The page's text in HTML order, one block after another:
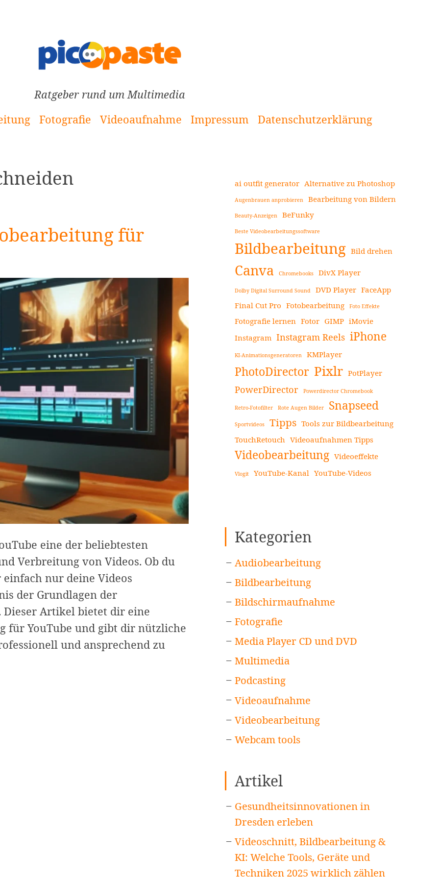
Ratgeber rund um Multimedia
Fotografie Videoaufnahme Impressum Datenschutzerklärung
für
eine der beliebtesten
Verbreitung von Videos. Ob du
nur deine Videos
der Grundlagen der
Dieser Artikel bietet dir eine
für YouTube und gibt dir nützliche
und ansprechend zu
Seitenleiste
ai outfit generator Alternative zu Photoshop
Augenbrauen anprobieren Bearbeitung von Bildern
Beauty-Anzeigen BeFunky
Beste Videobearbeitungssoftware
Bildbearbeitung Bild drehen
Canva Chromebooks DivX Player
Dolby Digital Surround Sound DVD Player FaceApp
Final Cut Pro Fotobearbeitung Foto Effekte
Fotografie lernen Fotor GIMP iMovie
Instagram Instagram Reels iPhone
KI-Animationsgeneratoren KMPlayer
PhotoDirector Pixlr PotPlayer
PowerDirector Powerdirector Chromebook
Retro-Fotofilter Rote Augen Bilder Snapseed
Sportvideos Tipps Tools zur Bildbearbeitung
TouchRetouch
Videoaufnahmen Tipps
Videobearbeitung Videoeffekte
Vlogit YouTube-Kanal YouTube-Videos
Kategorien
Audiobearbeitung
Bildbearbeitung
Bildschirmaufnahme
Fotografie
Media Player CD und DVD
Multimedia
Podcasting
Videoaufnahme
Videobearbeitung
Webcam tools
Artikel
Gesundheitsinnovationen in
Dresden erleben
Videoschnitt, Bildbearbeitung &
KI: Welche Tools, Geräte und
Techniken 2025 wirklich zählen